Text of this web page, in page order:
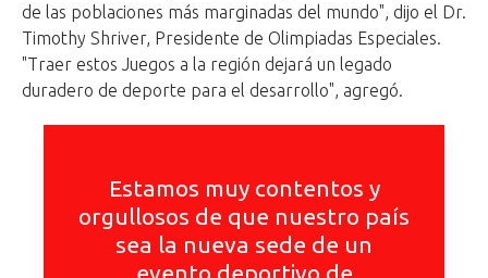
de las poblaciones más marginadas del mundo", dijo el Dr.
Timothy Shriver, Presidente de Olimpiadas Especiales.
"Traer estos Juegos a la región dejará un legado
duradero de deporte para el desarrollo", agregó.
Estamos muy contentos y
orgullosos de que nuestro país
sea la nueva sede de un
evento deportivo de